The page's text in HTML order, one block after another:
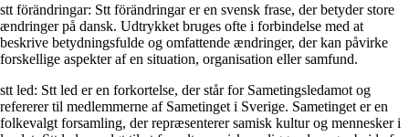
stt förändringar: Stt förändringar er en svensk frase, der betyder store
ændringer på dansk. Udtrykket bruges ofte i forbindelse med at
beskrive betydningsfulde og omfattende ændringer, der kan påvirke
forskellige aspekter af en situation, organisation eller samfund.
stt led: Stt led er en forkortelse, der står for Sametingsledamot og
refererer til medlemmerne af Sametinget i Sverige. Sametinget er en
folkevalgt forsamling, der repræsenterer samisk kultur og mennesker i